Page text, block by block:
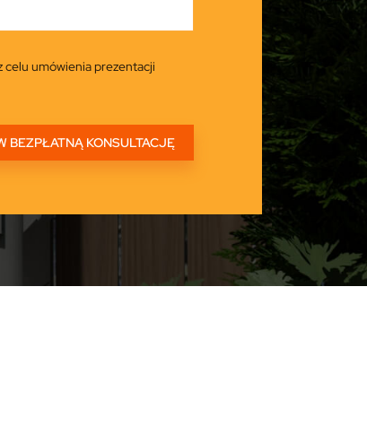
celu umówienia prezentacji